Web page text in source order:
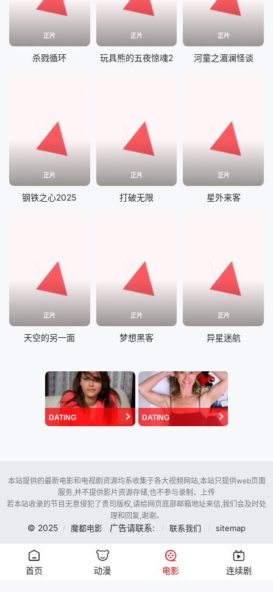
正片
杀戮循环
正片
玩具熊的五夜惊魂2
正片
河童之湄澜怪谈
正片
钢铁之心2025
正片
打破无限
正片
星外来客
正片
天空的另一面
正片
梦想黑客
正片
异星迷航
DATING DATING
本站提供的最新电影和电视剧资源均系收集于各大视频网站,本站只提供web页面
服务,并不提供影片资源存储,也不参与录制、上传
若本站收录的节目无意侵犯了贵司版权,请给网页底部邮箱地址来信,我们会及时处
理和回复,谢谢。
© 2025 魔都电影 广告请联系: 联系我们 sitemap
首页 动漫 电影
连续剧